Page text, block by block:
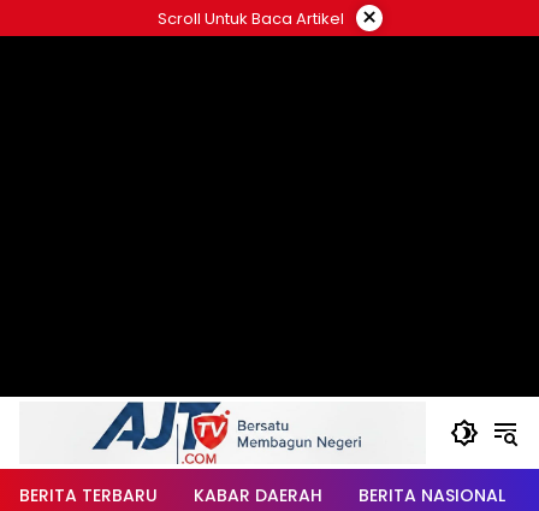
ke
Scroll Untuk Baca Artikel ×
BERITA TERBARU KABAR DAERAH BERITA NASIONAL